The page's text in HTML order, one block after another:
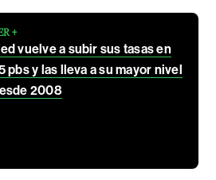
+
vuelve a subir sus tasas en
pbs y las lleva a su mayor nivel
2008